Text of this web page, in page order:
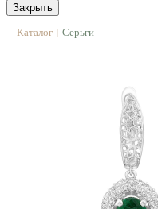
Закрыть
Каталог | Серьги